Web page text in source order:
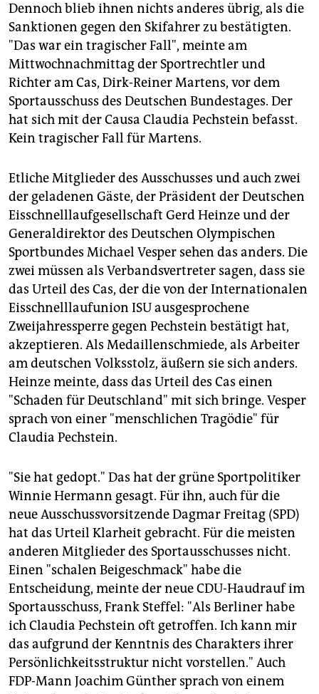
Dennoch blieb ihnen nichts anderes übrig, als die
Sanktionen gegen den Skifahrer zu bestätigten.
"Das war ein tragischer Fall", meinte am
Mittwochnachmittag der Sportrechtler und
Richter am Cas, Dirk-Reiner Martens, vor dem
Sportausschuss des Deutschen Bundestages. Der
hat sich mit der Causa Claudia Pechstein befasst.
Kein tragischer Fall für Martens.
Etliche Mitglieder des Ausschusses und auch zwei
der geladenen Gäste, der Präsident der Deutschen
Eisschnelllaufgesellschaft Gerd Heinze und der
Generaldirektor des Deutschen Olympischen
Sportbundes Michael Vesper sehen das anders. Die
zwei müssen als Verbandsvertreter sagen, dass sie
das Urteil des Cas, der die von der Internationalen
Eisschnelllaufunion ISU ausgesprochene
Zweijahressperre gegen Pechstein bestätigt hat,
akzeptieren. Als Medaillenschmiede, als Arbeiter
am deutschen Volksstolz, äußern sie sich anders.
Heinze meinte, dass das Urteil des Cas einen
"Schaden für Deutschland" mit sich bringe. Vesper
sprach von einer "menschlichen Tragödie" für
Claudia Pechstein.
"Sie hat gedopt." Das hat der grüne Sportpolitiker
Winnie Hermann gesagt. Für ihn, auch für die
neue Ausschussvorsitzende Dagmar Freitag (SPD)
hat das Urteil Klarheit gebracht. Für die meisten
anderen Mitglieder des Sportausschusses nicht.
Einen "schalen Beigeschmack" habe die
Entscheidung, meinte der neue CDU-Haudrauf im
Sportausschuss, Frank Steffel: "Als Berliner habe
ich Claudia Pechstein oft getroffen. Ich kann mir
das aufgrund der Kenntnis des Charakters ihrer
Persönlichkeitsstruktur nicht vorstellen." Auch
FDP-Mann Joachim Günther sprach von einem